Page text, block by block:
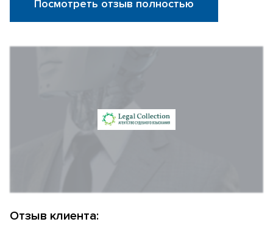
Посмотреть отзыв полностью
Отзыв клиента: